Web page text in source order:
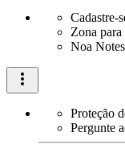
Cadastre-
Zona
Noa Notes
Proteção
Pergunte